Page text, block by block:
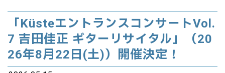
「KüsteエントランスコンサートVol.
7 吉田佳正 ギターリサイタル」（20
26年8月22日(土)）開催決定！